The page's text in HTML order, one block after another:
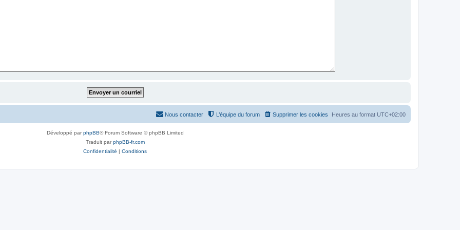
Heures au format UTC+02:00
Supprimer les cookies
L’équipe du forum
Nous contacter
Développé parphpBB® Forum Software © phpBB Limited
Traduit parphpBB-fr.com
Confidentialité | Conditions